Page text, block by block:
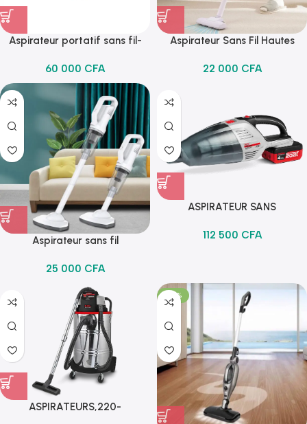
Aspirateur portatif sans fil-
60 000 CFA
Aspirateur Sans Fil Hautes
22 000 CFA
Aspirateur sans fil
6101EG
25 000 CFA
ASPIRATEUR SANS
112 500 CFA
ASPIRATEURS,220-
-35%